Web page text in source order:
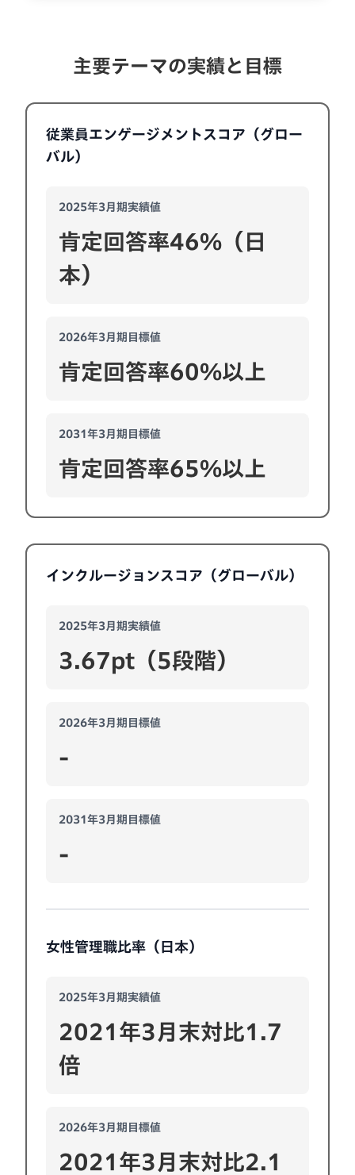
主要テーマの実績と目標
従業員エンゲージメントスコア（グロー
バル）
2025年3月期実績値
肯定回答率46%（日
本）
2026年3月期目標値
肯定回答率60%以上
2031年3月期目標値
肯定回答率65%以上
インクルージョンスコア（グローバル）
2025年3月期実績値
3.67pt（5段階）
2026年3月期目標値
-
2031年3月期目標値
-
女性管理職比率（日本）
2025年3月期実績値
2021年3月末対比1.7
倍
2026年3月期目標値
2021年3月末対比2.1